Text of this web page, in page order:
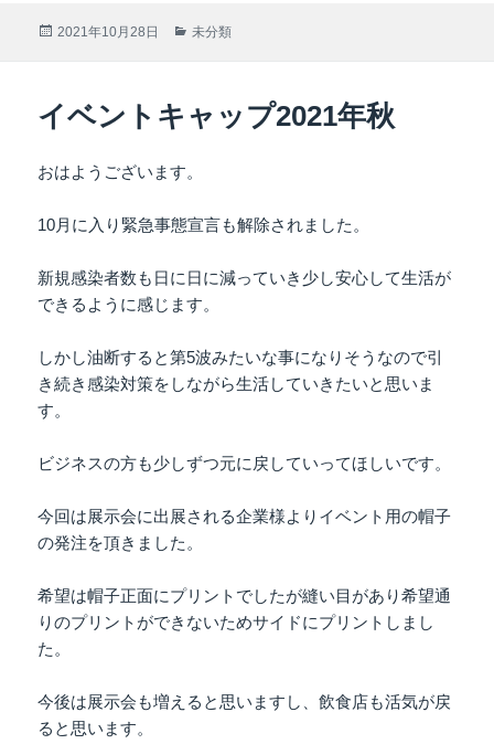
投
2021年10月28日
カ
ー
未分類
イベントキャップ2021年秋
おはようございます。
10月に入り緊急事態宣言も解除されました。
新規感染者数も日に日に減っていき少し安心して生活が
できるように感じます。
しかし油断すると第5波みたいな事になりそうなので引
き続き感染対策をしながら生活していきたいと思いま
す。
ビジネスの方も少しずつ元に戻していってほしいです。
今回は展示会に出展される企業様よりイベント用の帽子
の発注を頂きました。
希望は帽子正面にプリントでしたが縫い目があり希望通
りのプリントができないためサイドにプリントしまし
た。
今後は展示会も増えると思いますし、飲食店も活気が戻
ると思います。